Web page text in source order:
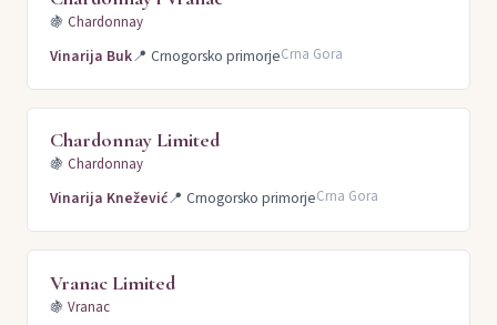
🍇 Chardonnay
Vinarija Buk📍 Crnogorsko primorjeCrna Gora
Chardonnay Limited
🍇 Chardonnay
Vinarija Knežević📍 Crnogorsko primorjeCrna Gora
Vranac Limited
🍇 Vranac